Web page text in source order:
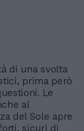
di una svolta
prima però
Le
al
del Sole apre
sicuri di